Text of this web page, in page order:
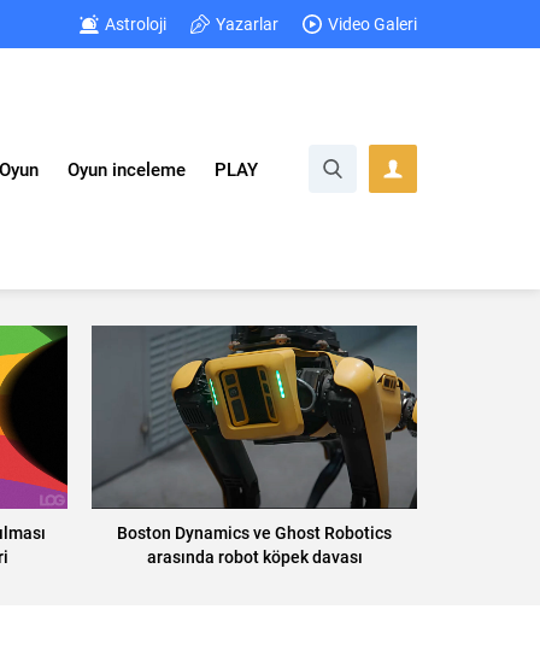
Astroloji Yazarlar Video Galeri
Oyun Oyun inceleme PLAY
Boston Dynamics ve Ghost Robotics
arasında robot köpek davası